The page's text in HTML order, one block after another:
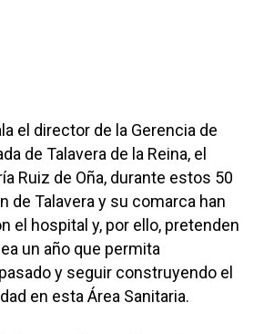
el director de la Gerencia de
de Talavera de la Reina, el
Ruiz de Oña, durante estos 50
de Talavera y su comarca han
el hospital y, por ello, pretenden
un año que permita
y seguir construyendo el
en esta Área Sanitaria.